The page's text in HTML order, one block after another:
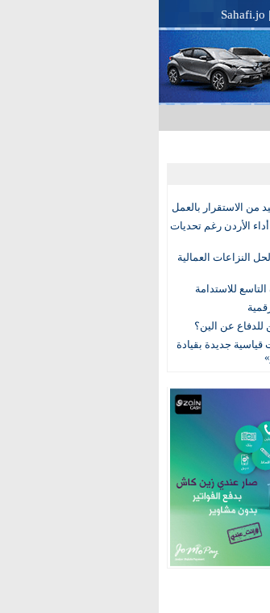
Sahafi.jo |
الأردن رغم تحديات
النزاعات العمالية
للاستدامة
للدفاع عن الين؟
جديدة بقيادة